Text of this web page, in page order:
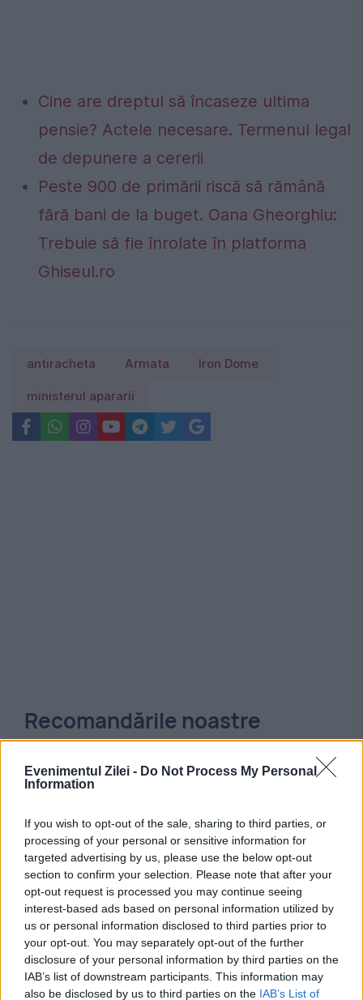
Evenimentul Zilei - Do Not Process My Personal
Information
If you wish to opt-out of the sale, sharing to third parties, or
processing of your personal or sensitive information for
targeted advertising by us, please use the below opt-out
section to confirm your selection. Please note that after your
opt-out request is processed you may continue seeing
interest-based ads based on personal information utilized by
us or personal information disclosed to third parties prior to
your opt-out. You may separately opt-out of the further
disclosure of your personal information by third parties on the
IAB’s list of downstream participants. This information may
also be disclosed by us to third parties on the IAB’s List of
Cine are dreptul să încaseze ultima
pensie? Actele necesare. Termenul legal
de depunere a cererii
Peste 900 de primării riscă să rămână
fără bani de la buget. Oana Gheorghiu:
Trebuie să fie înrolate în platforma
Ghiseul.ro
antiracheta Armata Iron Dome
ministerul apararii
Recomandările noastre
INTERNATIONAL
Ucraina dezvoltă un sistem antirachetă